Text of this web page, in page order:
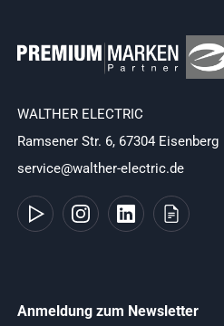
WALTHER ELECTRIC
Ramsener Str. 6, 67304 Eisenberg
service@walther-electric.de
Anmeldung zum Newsletter